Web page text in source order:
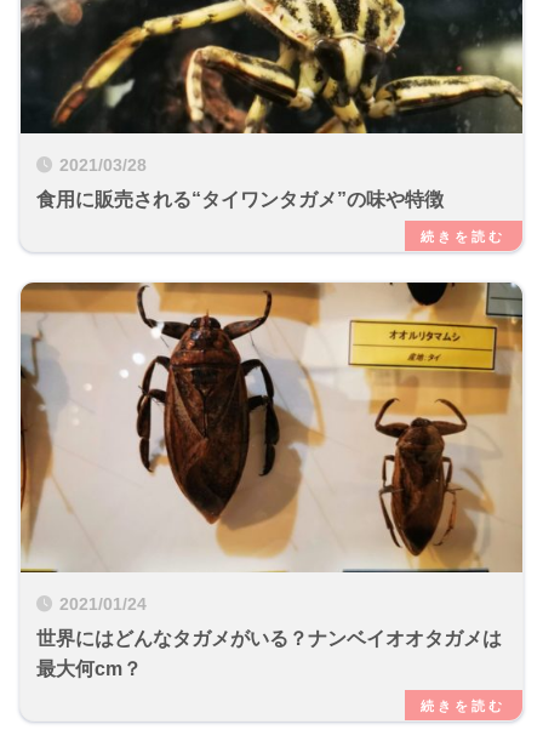
2021/03/28
食用に販売される“タイワンタガメ”の味や特徴
2021/01/24
世界にはどんなタガメがいる？ナンベイオオタガメは
最大何cm？